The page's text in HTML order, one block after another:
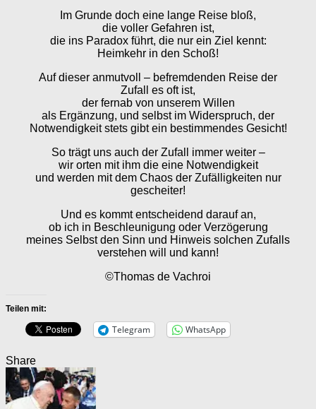
Im Grunde doch eine lange Reise bloß,
die voller Gefahren ist,
die ins Paradox führt, die nur ein Ziel kennt:
Heimkehr in den Schoß!
Auf dieser anmutvoll – befremdenden Reise der
Zufall es oft ist,
der fernab von unserem Willen
als Ergänzung, und selbst im Widerspruch, der
Notwendigkeit stets gibt ein bestimmendes Gesicht!
So trägt uns auch der Zufall immer weiter –
wir orten mit ihm die eine Notwendigkeit
und werden mit dem Chaos der Zufälligkeiten nur
gescheiter!
Und es kommt entscheidend darauf an,
ob ich in Beschleunigung oder Verzögerung
meines Selbst den Sinn und Hinweis solchen Zufalls
verstehen will und kann!
©Thomas de Vachroi
Teilen mit:
Telegram WhatsApp
Share